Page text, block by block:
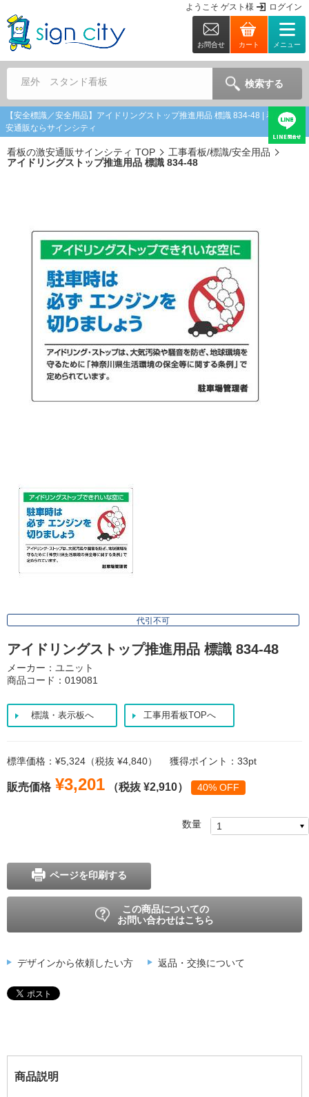
ようこそ ゲスト 様 ログイン
お問合せ カート メニュー
屋外 スタンド看板 検索する
【安全標識／安全用品】アイドリングストップ推進用品 標識 834-48 | 看板の激
安通販ならサインシティ
看板の激安通販サインシティ TOP
工事看板/標識/安全用品
アイドリングストップ推進用品 標識 834-48
代引不可
アイドリングストップ推進用品 標識 834-48
メーカー：ユニット
商品コード：019081
標識・表示板へ 工事用看板TOPへ
標準価格：¥5,324（税抜 ¥4,840） 獲得ポイント：33pt
販売価格 ¥3,201 （税抜 ¥2,910） 40% OFF
数量
ページを印刷する
この商品についての
お問い合わせはこちら
デザインから依頼したい方 返品・交換について
商品説明